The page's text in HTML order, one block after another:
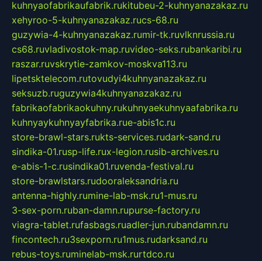
kuhnyaofabrikaufabrik.rukitubeu-2-kuhnyanazakaz.ru
xehyroo-5-kuhnyanazakaz.rucs-68.ru
guzywia-4-kuhnyanazakaz.rumir-tk.ruvlknrussia.ru
cs68.ruvladivostok-map.ruvideo-seks.rubankaribi.ru
raszar.ruvskrytie-zamkov-moskva113.ru
lipetsktelecom.rutovudyi4kuhnyanazakaz.ru
seksuzb.ruguzywia4kuhnyanazakaz.ru
fabrikaofabrikaokuhny.rukuhnyaekuhnyaafabrika.ru
kuhnyaykuhnyayfabrika.rue-abis1c.ru
store-brawl-stars.rukts-services.rudark-sand.ru
sindika-01.rusp-life.rux-legion.rusib-archives.ru
e-abis-1-c.rusindika01.ruvenda-festival.ru
store-brawlstars.rudooraleksandria.ru
antenna-highly.rumine-lab-msk.ru1-mus.ru
3-sex-porn.ruban-damn.rupurse-factory.ru
viagra-tablet.rufasbags.ruadler-jun.rubandamn.ru
fincontech.ru3sexporn.ru1mus.rudarksand.ru
rebus-toys.ruminelab-msk.rurtdco.ru